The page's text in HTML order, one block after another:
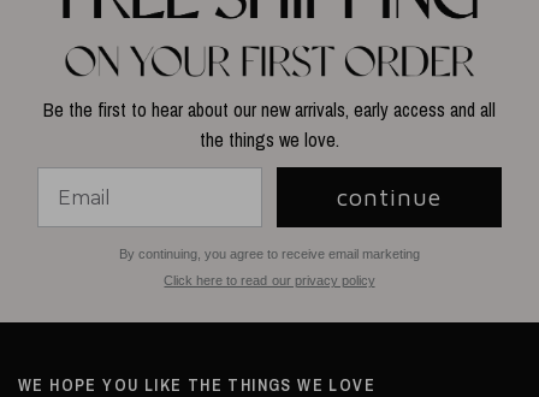
Be the first to hear about our new arrivals, early access and all
the things we love.
continue
By continuing, you agree to receive email marketing
Click here to read our privacy policy
WE HOPE YOU LIKE THE THINGS WE LOVE